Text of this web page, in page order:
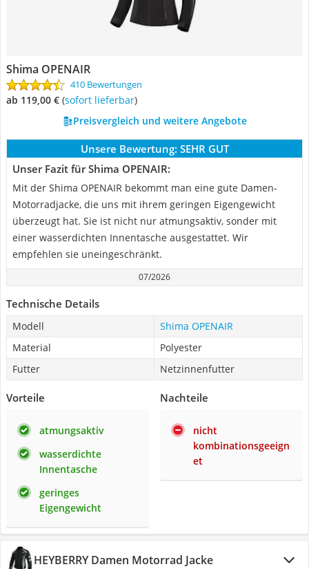
Shima OPENAIR
410 Bewertungen
ab 119,00 € ( Sofort lieferbar)
Preisvergleich und weitere Angebote
Unsere Bewertung: SEHR GUT
Unser Fazit für Shima OPENAIR:
Mit der Shima OPENAIR bekommt man eine gute Damen-
Motorradjacke, die uns mit ihrem geringen Eigengewicht
überzeugt hat. Sie ist nicht nur atmungsaktiv, sonder mit
einer wasserdichten Innentasche ausgestattet. Wir
empfehlen sie uneingeschränkt.
07/2026
Technische Details
Modell
Shima OPENAIR
Material
Polyester
Futter
Netzinnenfutter
Vorteile
atmungsaktiv
wasserdichte
Innentasche
geringes
Eigengewicht
Nachteile
nicht
kombinationsgeeign
et
HEYBERRY Damen Motorrad Jacke